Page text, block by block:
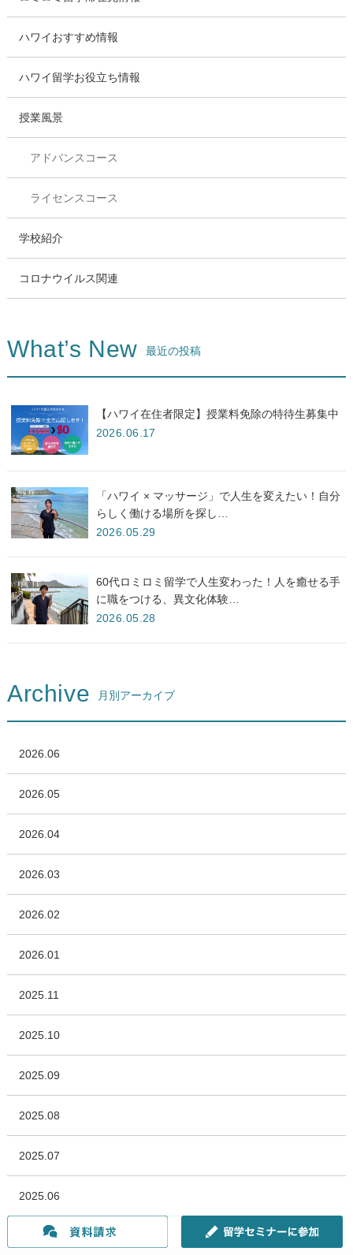
ハワイおすすめ情報
ハワイ留学お役立ち情報
授業風景
アドバンスコース
ライセンスコース
学校紹介
コロナウイルス関連
What’s New 最近の投稿
【ハワイ在住者限定】授業料免除の特待生募集中
2026.06.17
「ハワイ × マッサージ」で人生を変えたい！自分
らしく働ける場所を探し…
2026.05.29
60代ロミロミ留学で人生変わった！人を癒せる手
に職をつける、異文化体験…
2026.05.28
Archive 月別アーカイブ
2026.06
2026.05
2026.04
2026.03
2026.02
2026.01
2025.11
2025.10
2025.09
2025.08
2025.07
2025.06